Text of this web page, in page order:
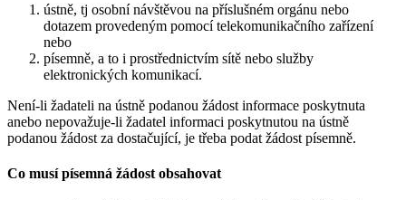
ústně, tj osobní návštěvou na příslušném orgánu nebo
dotazem provedeným pomocí telekomunikačního zařízení
nebo
písemně, a to i prostřednictvím sítě nebo služby
elektronických komunikací.
Není-li žadateli na ústně podanou žádost informace poskytnuta
anebo nepovažuje-li žadatel informaci poskytnutou na ústně
podanou žádost za dostačující, je třeba podat žádost písemně.
Co musí písemná žádost obsahovat